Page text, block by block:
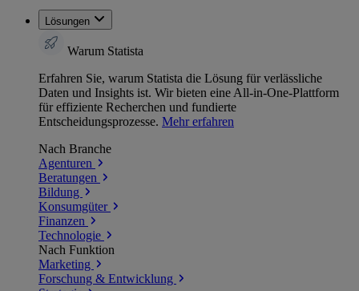
Lösungen
Warum Statista
Erfahren Sie, warum Statista die Lösung für verlässliche
Daten und Insights ist. Wir bieten eine All-in-One-Plattform
für effiziente Recherchen und fundierte
Entscheidungsprozesse. Mehr erfahren
Nach Branche
Agenturen
Beratungen
Bildung
Konsumgüter
Finanzen
Technologie
Nach Funktion
Marketing
Forschung & Entwicklung